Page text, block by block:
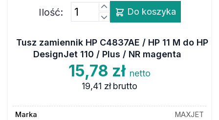
Ilość: Do koszyka
Tusz zamiennik HP C4837AE / HP 11 M do HP
DesignJet 110 / Plus / NR magenta
15,78 zł netto
19,41 zł brutto
Marka
MAXJET